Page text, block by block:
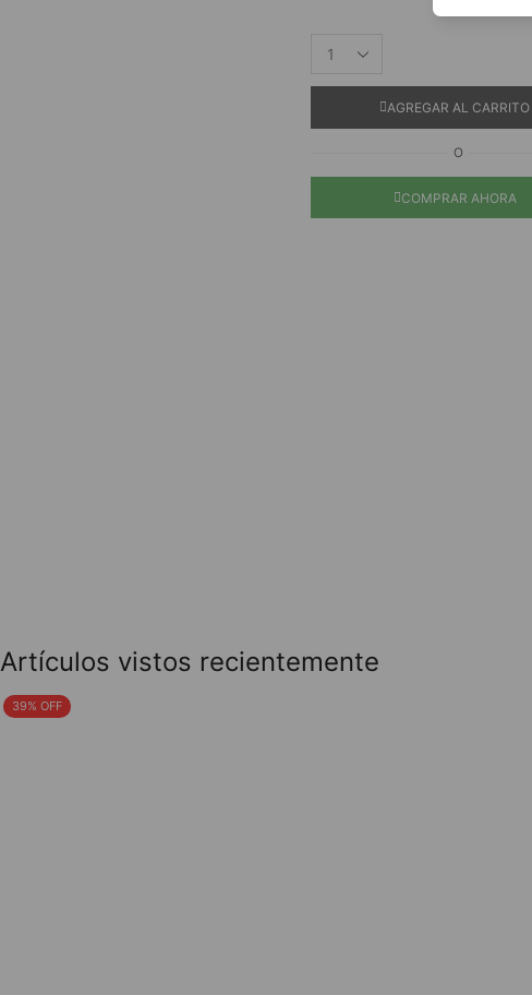
AGREGAR AL CARRITO
O
COMPRAR AHORA
Artículos vistos recientemente
39% OFF